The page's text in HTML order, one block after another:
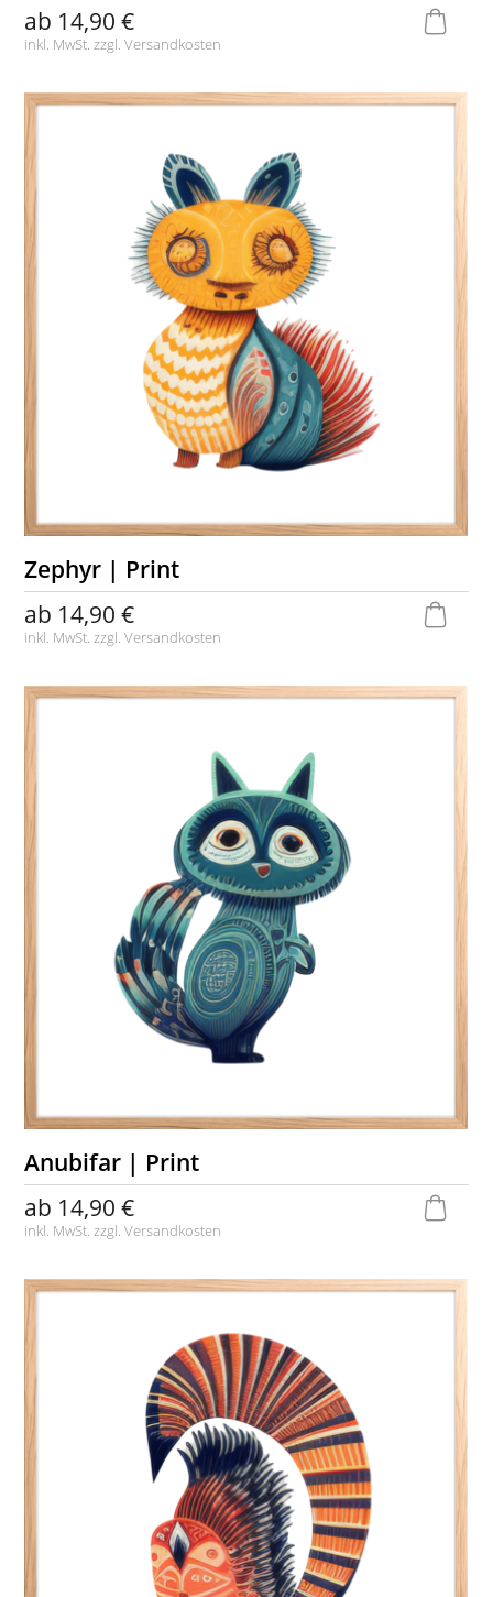
ab 14,90 €
inkl. MwSt. zzgl.Versandkosten
Zephyr | Print
ab 14,90 €
inkl. MwSt. zzgl.Versandkosten
Anubifar | Print
ab 14,90 €
inkl. MwSt. zzgl.Versandkosten